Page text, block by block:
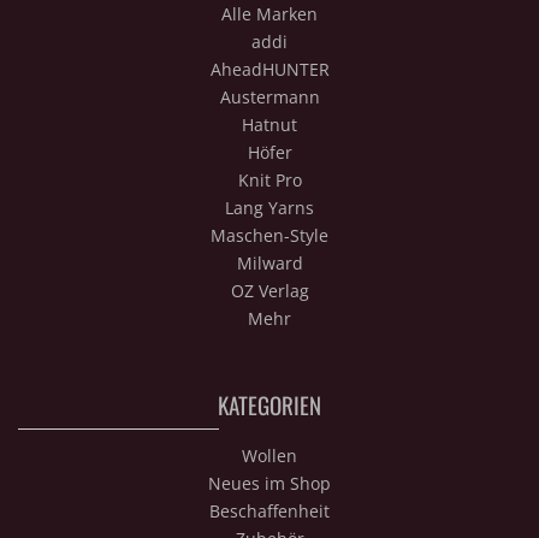
Alle Marken
addi
AheadHUNTER
Austermann
Hatnut
Höfer
Knit Pro
Lang Yarns
Maschen-Style
Milward
OZ Verlag
Mehr
KATEGORIEN
Wollen
Neues im Shop
Beschaffenheit